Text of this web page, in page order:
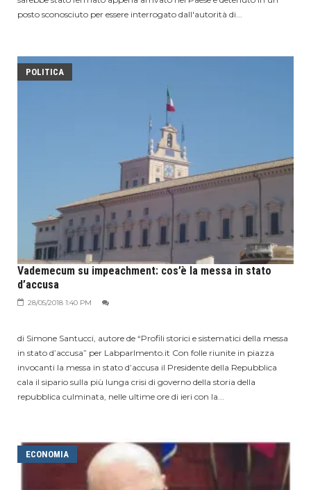
posto sconosciuto per essere interrogato dall'autorità di...
POLITICA
Vademecum su impeachment: cos’è la messa in stato
d’accusa
28/05/2018 1:40 PM
di Simone Santucci, autore de “Profili storici e sistematici della messa
in stato d’accusa” per Labparlmento.it Con folle riunite in piazza
invocanti la messa in stato d’accusa il Presidente della Repubblica
cala il sipario sulla più lunga crisi di governo della storia della
repubblica culminata, nelle ultime ore di ieri con la...
ECONOMIA